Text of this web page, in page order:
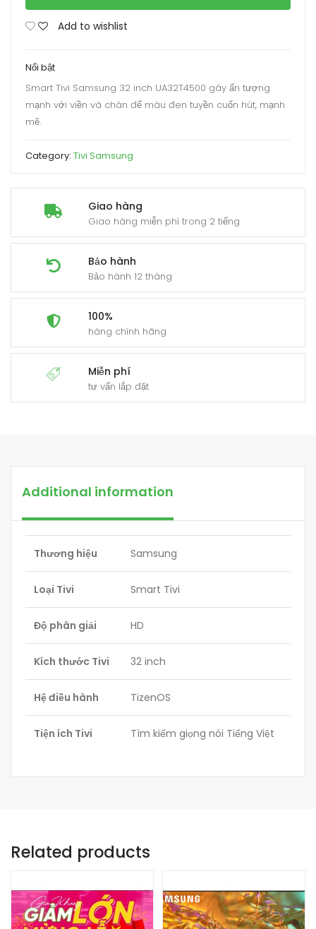
Giao hàng
Giao hàng miễn phí trong 2 tiếng
Bảo hành
Bảo hành 12 tháng
100%
hàng chính hãng
Miễn phí
tư vấn lắp đặt
Add to wishlist
Nổi bật
Smart Tivi Samsung 32 inch UA32T4500 gây ấn tượng
mạnh với viền và chân đế màu đen tuyền cuốn hút, mạnh
mẽ.
Category: Tivi Samsung
Additional information
Thương hiệu Samsung
Loại Tivi Smart Tivi
Độ phân giải HD
Kích thước Tivi 32 inch
Hệ điều hành TizenOS
Tiện ích Tivi Tìm kiếm giọng nói Tiếng Việt
Related products